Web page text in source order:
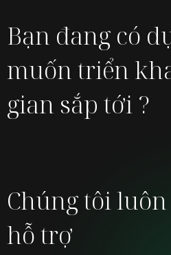
Bạn đang có
muốntriển
gian sắp tới ?
Chúng tôi
hỗ trợ